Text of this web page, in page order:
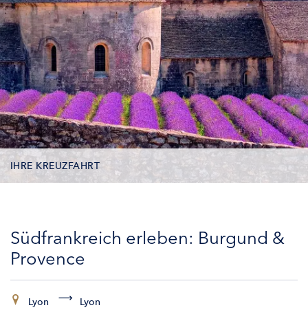
IHRE KREUZFAHRT
KABINEN
Südfrankreich erleben: Burgund &
Provence
Lyon Lyon